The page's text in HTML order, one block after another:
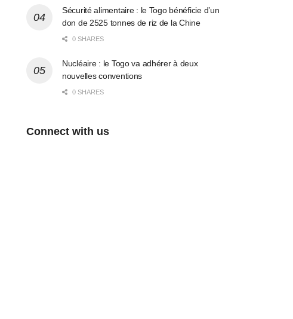
Sécurité alimentaire : le Togo bénéficie d’un
don de 2525 tonnes de riz de la Chine
0 SHARES
Nucléaire : le Togo va adhérer à deux
nouvelles conventions
0 SHARES
Connect with us